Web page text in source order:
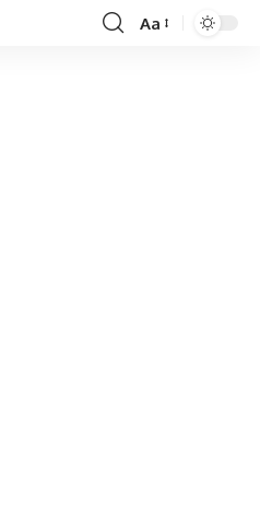
Font
Aa